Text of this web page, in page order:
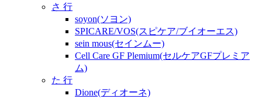
さ 行
soyon(ソヨン)
SPICARE/VOS(スピケア/ブイオーエス)
sein mous(セインムー)
Cell Care GF Plemium(セルケアGFプレミア
ム)
た 行
Dione(ディオーネ)